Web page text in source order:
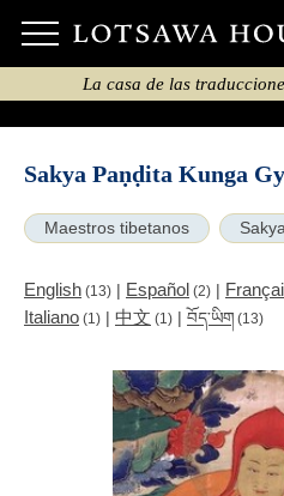
La casa de las
Sakya Paṇḍita Kunga
Maestros tibetanos
English (13) | Español (2) |
Italiano (1) | 中文 (1) | བོད་ཡིག (13)